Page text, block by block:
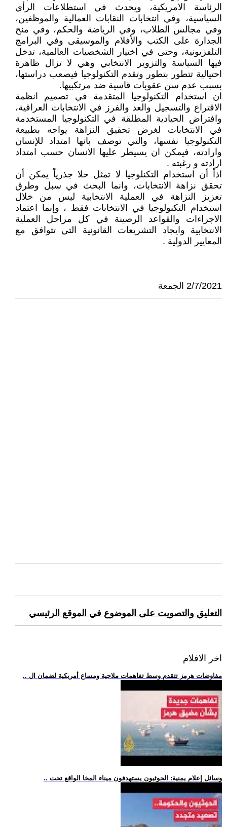
الرئاسة الامريكية، ويحدث في استطلاعات الرأي
السياسية، وفي انتخابات النقابات العمالية والموظفين،
وفي مجالس الطلاب، وفي الرياضة والحكم، وفي منح
الجدارة على الكتب والأفلام والموسيقى وفي البرامج
التلفزيونية، وحتى في اختيار الشخصيات العالمية، تدخل
فيها السياسة والتزوير الانتخابي وهي لا تزال ظاهرة
احتيالية تتطور بتطور وتقدم التكنولوجيا فيصعب دراستها،
بسبب عدم سن عقوبات قاسية ضد مرتكبيها.
ان استخدام التكنولوجيا المتقدمة في تصميم انظمة
الاقتراع والتسجيل والعد والفرز في الانتخابات العراقية،
وافتراض الحيادية المطلقة في التكنولوجيا المستخدمة
في الانتخابات لغرض تحقيق النزاهة يواجه بطبيعة
التكنولوجيا نفسها، والتي توصف بانها امتداد للإنسان
وارادته، فيمكن ان يسيطر عليها الانسان حسب امتداد
ارادته و رغبته .
اذاً أن استخدام التكنلوجيا لا تمثل حلا جذرياً يمكن أن
تحقق نزاهة الانتخابات، وانما البحث في سبل وطرق
تعزيز النزاهة في العملية الانتخابية ليس من خلال
استخدام التكنولوجيا في الانتخابات فقط ، وإنما اعتماد
الاجراءات والقواعد الرصينة في كل مراحل العملية
الانتخابية وايجاد التشريعات القانونية التي تتوافق مع
المعايير الدولية .
2/7/2021 الجمعة
التعليق والتصويت على الموضوع في الموقع الرئيسي
اخر الافلام
.. مفاوضات هرمز تتقدم وسط تفاهمات ملاحية ومساع أمريكية لضمان ال
.. وسائل إعلام يمنية: الحوثيون يستهدفون ميناء المخا الواقع تحت